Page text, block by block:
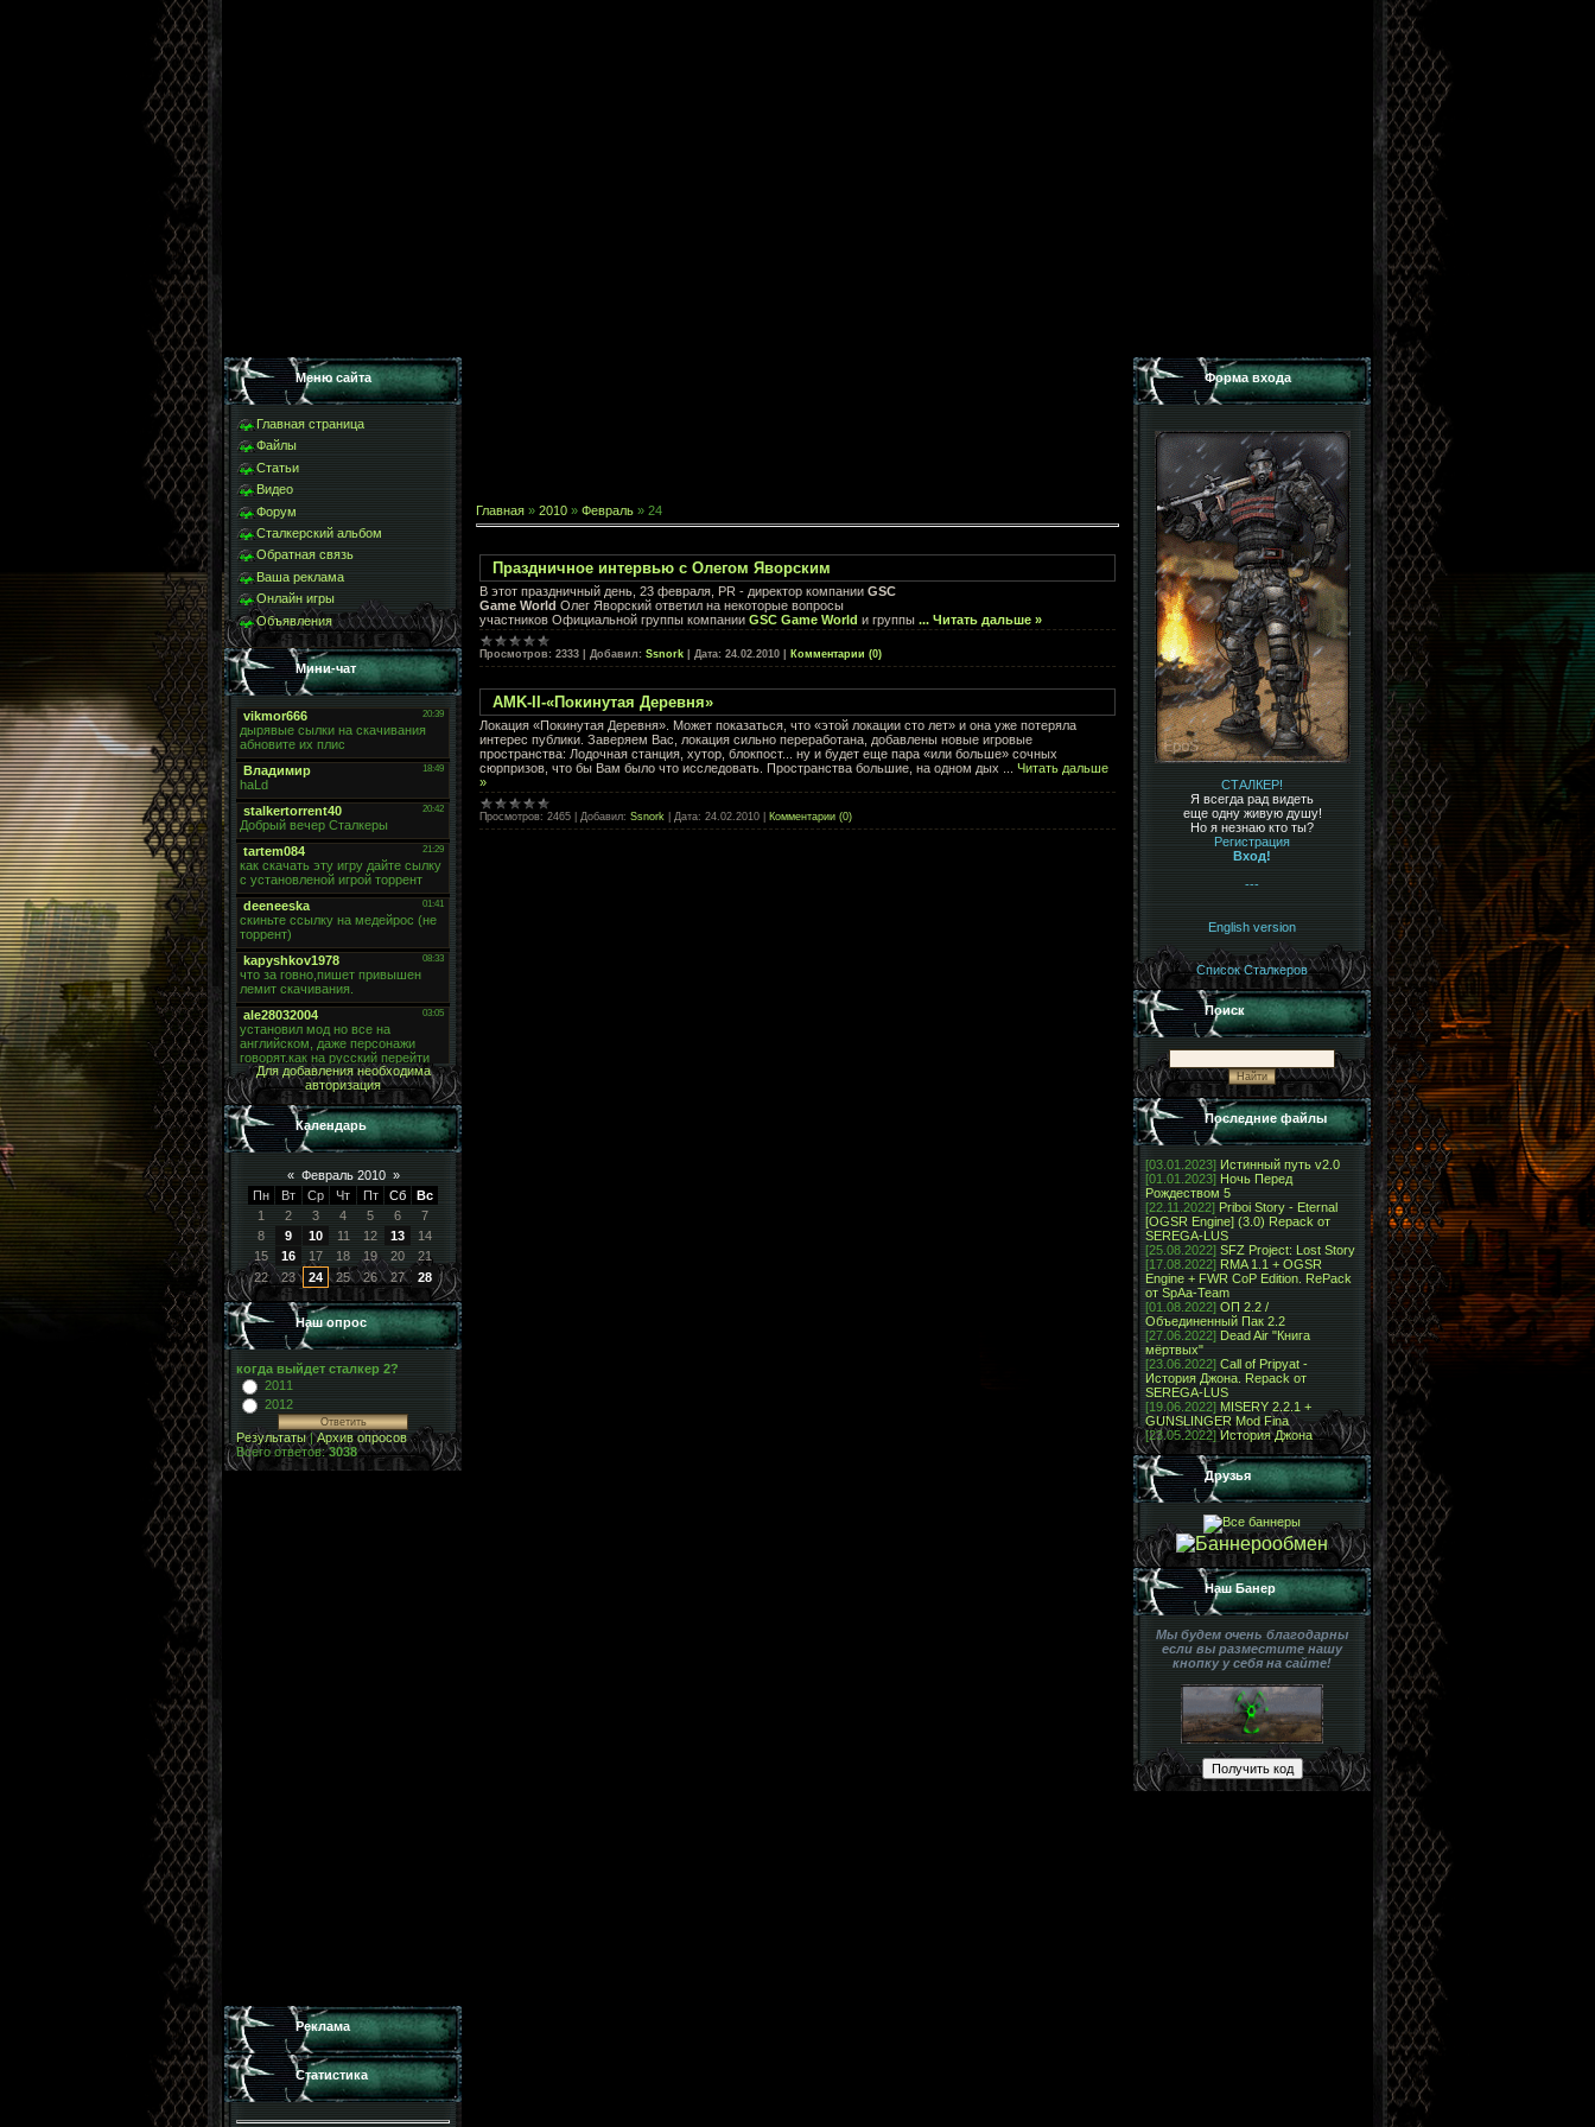
Меню сайта
Главная страница
Файлы
Статьи
Видео
Форум
Сталкерский альбом
Обратная связь
Ваша реклама
Онлайн игры
Объявления
Мини-чат
Для добавления необходима
авторизация
Календарь
« Февраль 2010 »
Пн
Вт Ср Чт Пт Сб
Вс
1
2 3 4 5 6
7
8
9 10 11 12 13
14
15
16 17 18 19 20
21
22
23 24 25 26 27 28
Наш опрос
когда выйдет сталкер 2?
2011
2012
Результаты|Архив опросов
Всего ответов:3038
Реклама
Статистика
Главная » 2010 » Февраль » 24
Праздничное интервью с Олегом Яворским
В этот праздничный день, 23 февраля, PR - директор компании GSC
Game World Олег Яворский ответил на некоторые вопросы
участников Официальной группы компании GSC Game World и группы ... Читать дальше »
Просмотров: 2333 Добавил: Ssnork Дата: 24.02.2010 Комментарии (0)
AMK-II-«Покинутая Деревня»
Локация «Покинутая Деревня». Может показаться, что «этой локации сто лет» и она уже потеряла
интерес публики. Заверяем Вас, локация сильно переработана, добавлены новые игровые
пространства: Лодочная станция, хутор, блокпост... ну и будет еще пара «или больше» сочных
сюрпризов, что бы Вам было что исследовать. Пространства большие, на одном дых
Читать дальше
»
Просмотров: 2465 Добавил: Ssnork Дата: 24.02.2010 Комментарии (0)
Форма входа
СТАЛКЕР!
Я всегда рад видеть
еще одну живую душу!
Но я незнаю кто ты?
Регистрация
Вход!
---
English version
Список Сталкеров
Поиск
Последние файлы
[03.01.2023] Истинный путь v2.0
[01.01.2023] Ночь Перед
Рождеством 5
[22.11.2022] Priboi Story - Eternal
[OGSR Engine] (3.0) Repack от
SEREGA-LUS
[25.08.2022] SFZ Project: Lost Story
[17.08.2022] RMA 1.1 + OGSR
Engine + FWR CoP Edition. RePack
от SpAa-Team
[01.08.2022] ОП 2.2 /
Объединенный Пак 2.2
[27.06.2022] Dead Air "Книга
мёртвых"
[23.06.2022] Call of Pripyat -
История Джона. Repack от
SEREGA-LUS
[19.06.2022] MISERY 2.2.1 +
GUNSLINGER Mod Fina
[23.05.2022]История Джона
Друзья
Наш Банер
Мы будем очень благодарны
если вы разместите нашу
кнопку у себя на сайте!